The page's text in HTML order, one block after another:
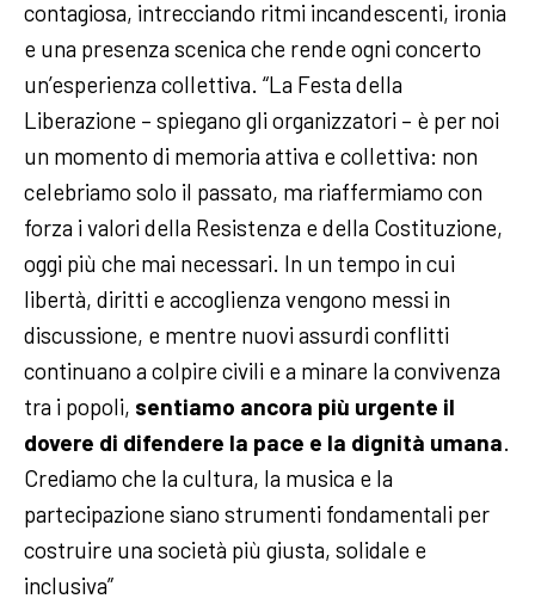
contagiosa, intrecciando ritmi incandescenti, ironia
e una presenza scenica che rende ogni concerto
un’esperienza collettiva. “La Festa della
Liberazione – spiegano gli organizzatori – è per noi
un momento di memoria attiva e collettiva: non
celebriamo solo il passato, ma riaffermiamo con
forza i valori della Resistenza e della Costituzione,
oggi più che mai necessari. In un tempo in cui
libertà, diritti e accoglienza vengono messi in
discussione, e mentre nuovi assurdi conflitti
continuano a colpire civili e a minare la convivenza
tra i popoli, sentiamo ancora più urgente il
dovere di difendere la pace e la dignità umana.
Crediamo che la cultura, la musica e la
partecipazione siano strumenti fondamentali per
costruire una società più giusta, solidale e
inclusiva”